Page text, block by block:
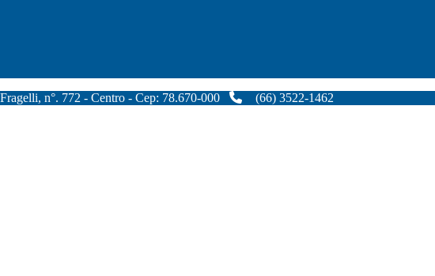
n°. 772 - Centro - Cep: 78.670-000 (66) 3522-1462